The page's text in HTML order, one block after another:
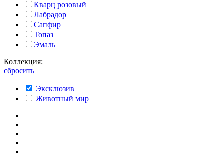
Кварц розовый
Лабрадор
Сапфир
Топаз
Эмаль
Коллекция:
сбросить
Эксклюзив
Животный мир